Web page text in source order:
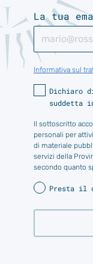
La tua
Informativa sul
Dichiaro
suddetta
Il sottoscritto
personali per
di materiale
servizi della
secondo quanto
Presta il